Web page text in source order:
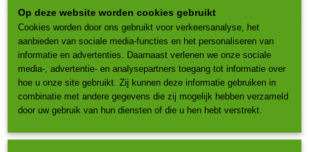
Home > Krabpalen Vanaf 100cm tot 150cm
Sorteer op:
1
Op deze website worden cookies gebruikt
Cookies worden door ons gebruikt voor verkeersanalyse, het
aanbieden van sociale media-functies en het personaliseren van
informatie en advertenties. Daarnaast verlenen we onze sociale
media-, advertentie- en analysepartners toegang tot informatie over
hoe u onze site gebruikt. Zij kunnen deze informatie gebruiken in
combinatie met andere gegevens die zij mogelijk hebben verzameld
door uw gebruik van hun diensten of die u hen hebt verstrekt.